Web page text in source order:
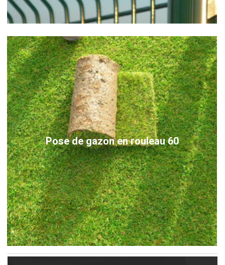
Pose de gazon en rouleau 60